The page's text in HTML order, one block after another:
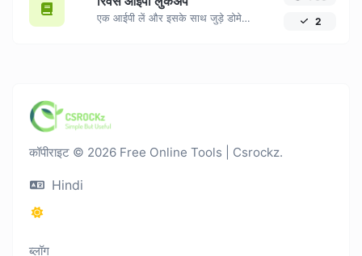
एक आईपी लें और इसके साथ जुड़े डोमेन/होस्ट को खोजने की कोशिश करें। 2
कॉपीराइट © 2026 Free Online Tools | Csrockz.
Hindi
ब्लॉग